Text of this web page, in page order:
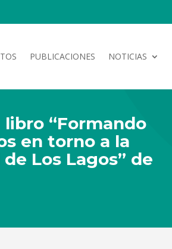
PUBLICACIONES NOTICIAS
“Formando
en torno a la
Los Lagos” de